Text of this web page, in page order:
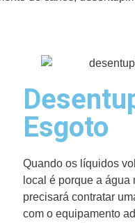
Esgoto
Quando os líquidos
local é porque a
precisará contratar
com o equipamento